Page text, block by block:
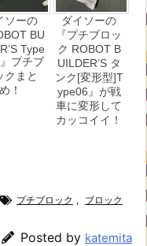
ソーの
BU
Type
プチブ
クまと
め！
ダイソーの
『プチブロッ
ク ROBOT B
UILDER’S タ
ンク[変形型]T
ype06』が戦
車に変形して
カッコイイ！
プチブロック , ブロック
Posted by katemita